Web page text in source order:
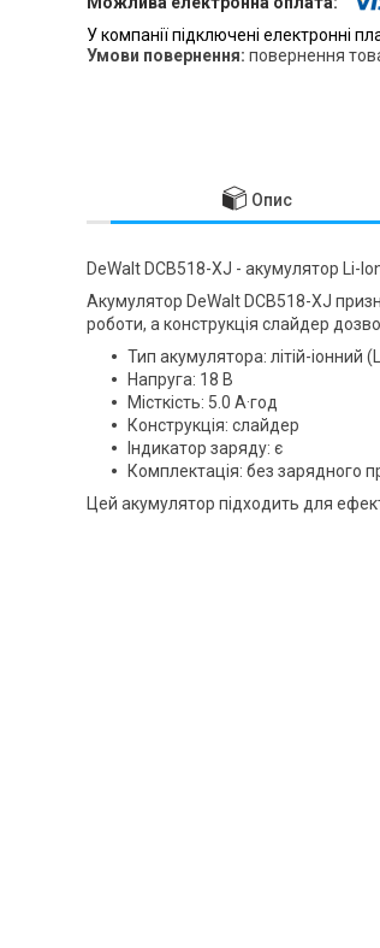
У компанії підключені електронні
повернення
Опис
DeWalt DCB518-XJ - акумулятор Li-
Акумулятор DeWalt DCB518-XJ
роботи, а конструкція слайдер
Тип акумулятора: літій-іонний
Напруга: 18 В
Місткість: 5.0 А·год
Конструкція: слайдер
Індикатор заряду: є
Комплектація: без зарядного
Цей акумулятор підходить для